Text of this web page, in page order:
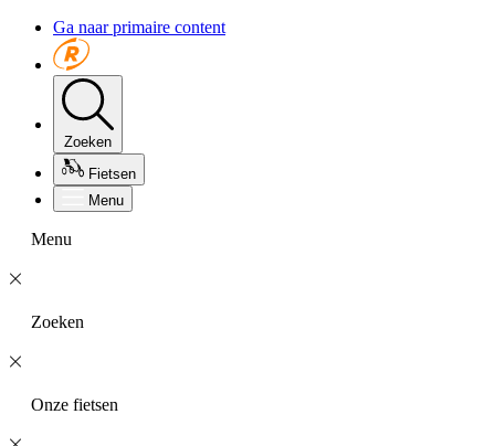
Ga naar primaire content
Zoeken
Fietsen
Menu
Menu
Zoeken
Onze fietsen